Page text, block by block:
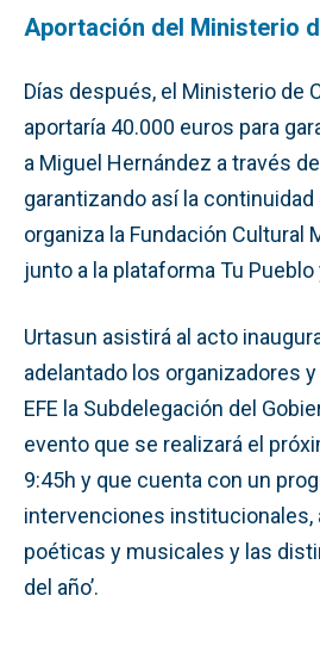
Aportación del Ministerio
Días después, el Ministerio de
aportaría 40.000 euros para
a Miguel Hernández a través
garantizando así la
organiza la Fundación Cultural
junto a la plataforma Tu Pueblo
Urtasun asistirá al acto
adelantado los organizadores
EFE la Subdelegación del
evento que se realizará el
9:45h y que cuenta con un
intervenciones institucionales,
poéticas y musicales y las
del año’.